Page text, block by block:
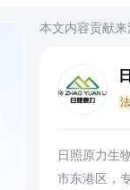
本文内容贡献来
日照原力生
市东港区，